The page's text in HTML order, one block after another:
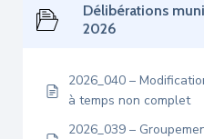
Délibérations
2026
2026_040 –
à temps non complet
2026_039 –